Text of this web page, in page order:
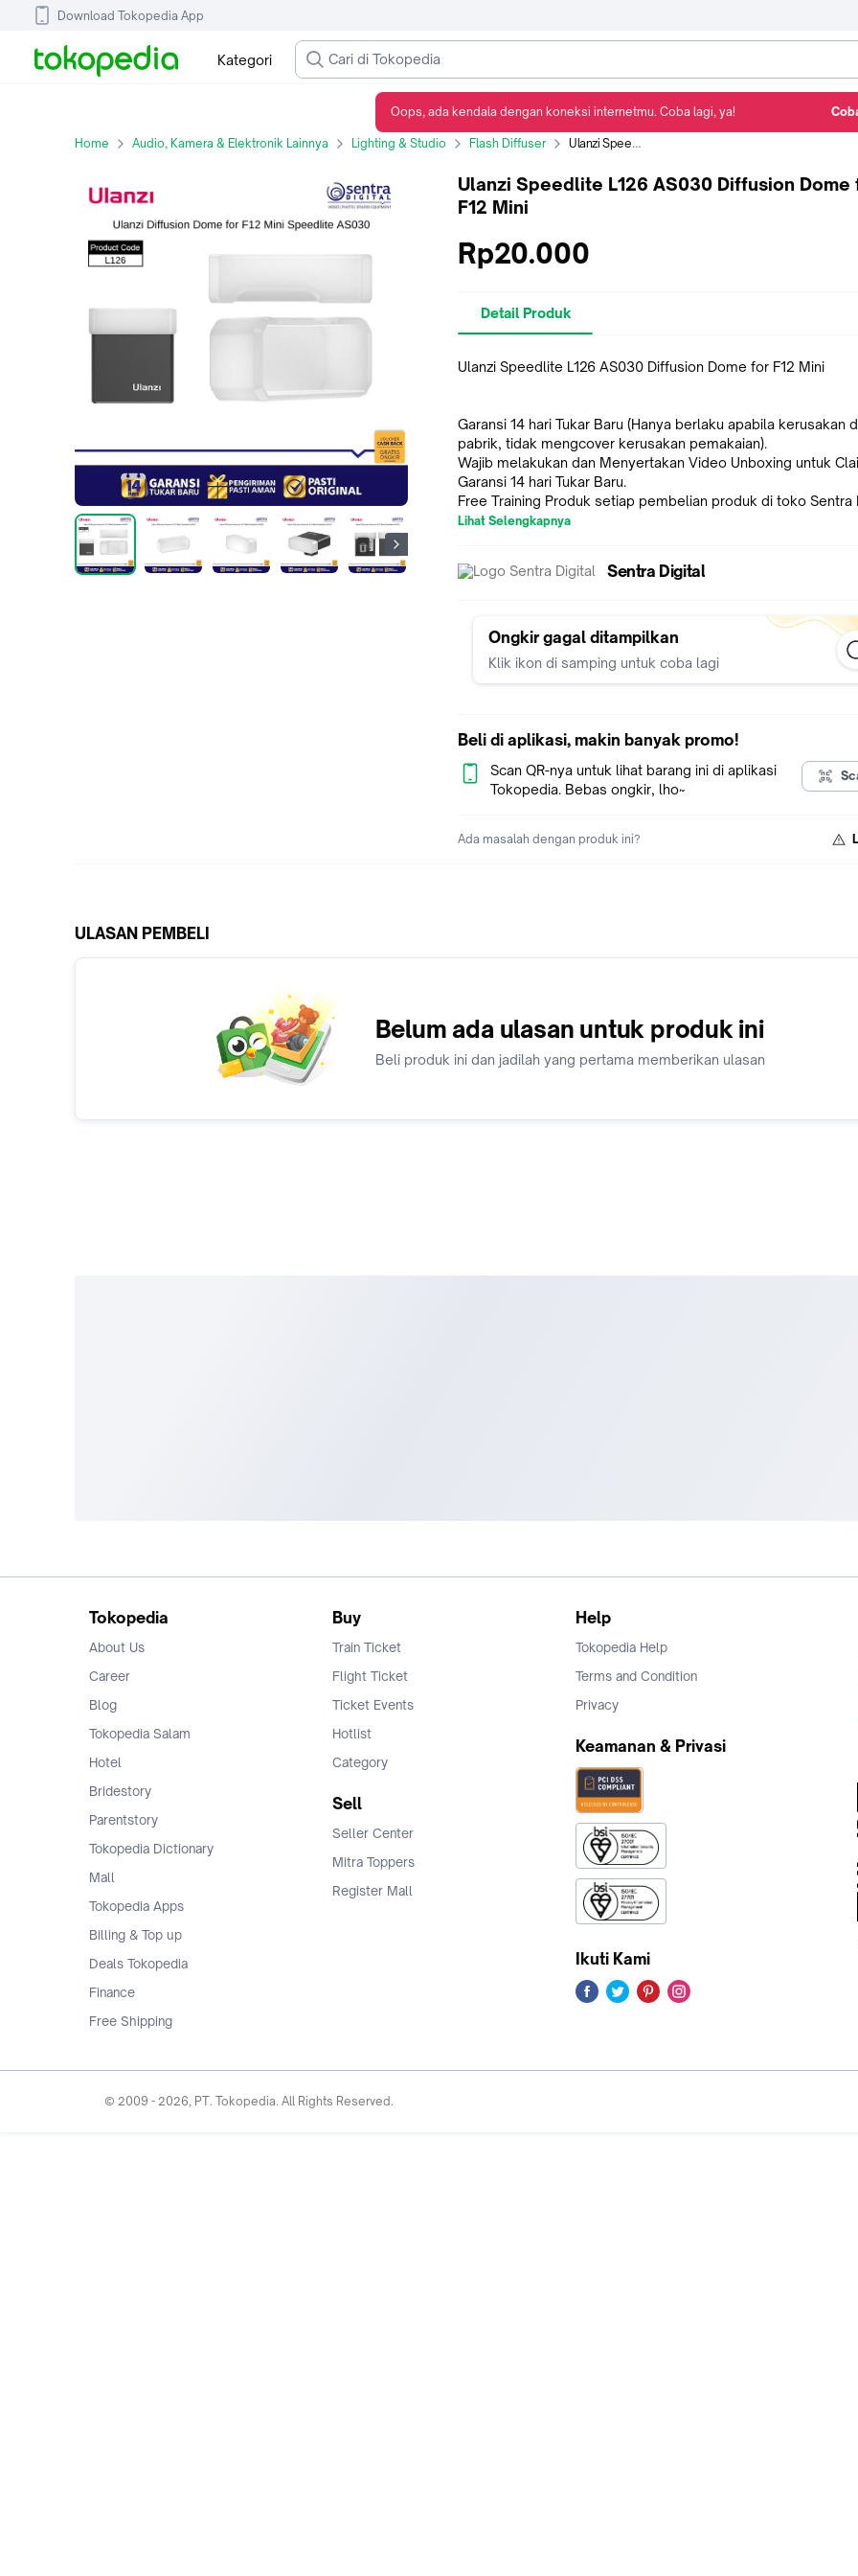
Download Tokopedia App
Kategori
Home Audio, Kamera & Elektronik Lainnya Lighting & Studio Flash Diffuser Ulanzi Speedlite L126 AS030 Diffusion Dome for F12 Mini
Ulanzi Speedlite L126 AS030 Diffusion Dome
F12 Mini
Rp20.000
Detail Produk
Ulanzi Speedlite L126 AS030 Diffusion Dome for F12 Mini
Garansi 14 hari Tukar Baru (Hanya berlaku apabila kerusakan
pabrik, tidak mengcover kerusakan pemakaian).
Wajib melakukan dan Menyertakan Video Unboxing untuk
Garansi 14 hari Tukar Baru.
Free Training Produk setiap pembelian produk di toko Sentra
terdekat.
High Quality Material
Light Distribution Efficiency
In the Box
1x Ulanzi Diffusion Dome for F12 Mini Speedlite AS030 - L126
Pelayanan Ramah dengan Product Knowledge yang Baik
Memiliki Cabang Toko Resmi Offline di berbagai kota di
Kami selalu memberikan barang terbaik untuk pembeli, tetapi
Lihat Selengkapnya
Sentra Digital
Ongkir gagal ditampilkan
Klik ikon di samping untuk coba lagi
Beli di aplikasi, makin banyak promo!
Scan QR-nya untuk lihat barang ini di aplikasi
Tokopedia. Bebas ongkir, lho~
Ada masalah dengan produk ini?
ULASAN PEMBELI
Belum ada ulasan untuk produk ini
Beli produk ini dan jadilah yang pertama memberikan ulasan
Tokopedia
About Us
Career
Blog
Tokopedia Salam
Hotel
Bridestory
Parentstory
Tokopedia Dictionary
Mall
Tokopedia Apps
Billing & Top up
Deals Tokopedia
Finance
Free Shipping
Buy
Train Ticket
Flight Ticket
Ticket Events
Hotlist
Category
Sell
Seller Center
Mitra Toppers
Register Mall
Help
Tokopedia Help
Terms and Condition
Privacy
Keamanan & Privasi
Ikuti Kami
© 2009 - 2026, PT. Tokopedia. All Rights Reserved.
Oops, ada kendala dengan koneksi internetmu. Coba lagi, ya!